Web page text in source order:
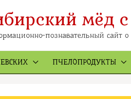
мёд
познавательный сайт о
ПЧЕЛОПРОДУКТЫ